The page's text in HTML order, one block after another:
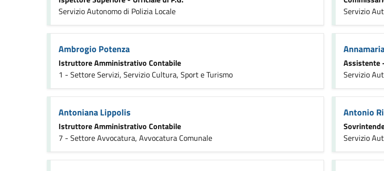
Servizio Autonomo di Polizia Locale
Servizio
Ambrogio Potenza
Istruttore Amministrativo Contabile
1 - Settore Servizi, Servizio Cultura, Sport e Turismo
Assistente
Servizio
Antoniana Lippolis
Istruttore Amministrativo Contabile
7 - Settore Avvocatura, Avvocatura Comunale
Antonio
Servizio